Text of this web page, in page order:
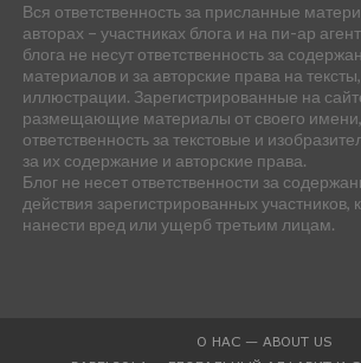
Вся ответственность за присланные
авторах – участниках блога и на пи-ар
блога не несут ответственность за
материалов и за авторские права на
иллюстрации. Зарегистрированные на
размещающие материалы от своего
ответственность за текстовые и
за их содержание и авторские права.
Блог не несет ответственности за
действия зарегистрированных участников,
нанести вред или ущерб третьим лицам.
О НАС — ABOUT US